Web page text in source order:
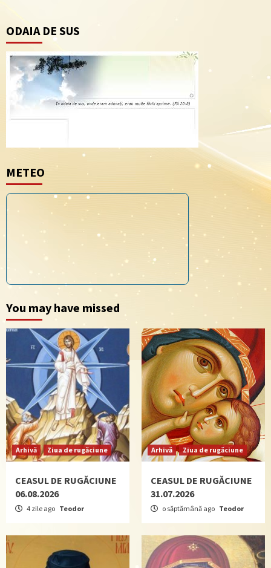
ODAIA DE SUS
METEO
You may have missed
Arhivă Ziua de rugăciune
CEASUL DE RUGĂCIUNE
06.08.2026
4 zile ago Teodor
Arhivă Ziua de rugăciune
CEASUL DE RUGĂCIUNE
31.07.2026
o săptămână ago Teodor